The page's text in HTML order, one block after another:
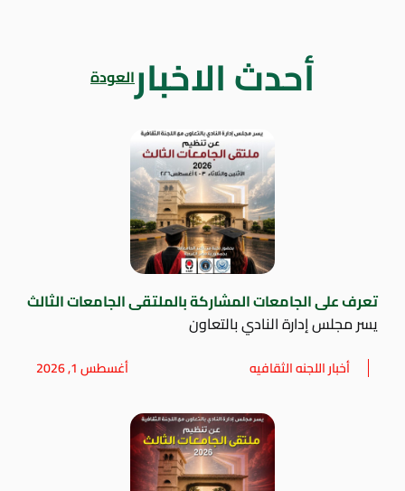
أحدث الاخبارالعودة
تعرف على الجامعات المشاركة بالملتقى الجامعات الثالث
يسر مجلس إدارة النادي بالتعاون
أخبار اللجنه الثقافيه أغسطس 1, 2026